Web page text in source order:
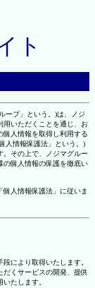
ト
ープ」という。)は、ノジ
用いただくことを通じ、お
個人情報を取得し利用する
人情報保護法」という。)
。その上で、ノジマグルー
の個人情報の保護を徹底い
人情報保護法」に従いま
により取得いたします。
だくサービスの開発、提供
たします。